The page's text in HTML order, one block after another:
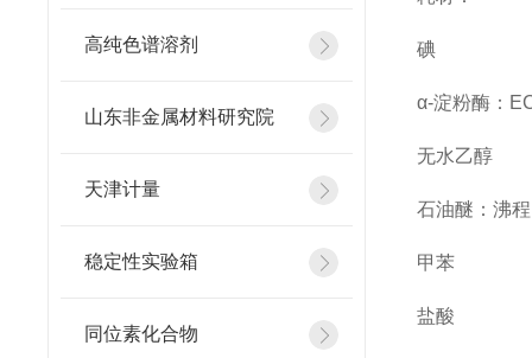
高纯色谱溶剂
山东非金属材料研究院
天津计量
稳定性实验箱
同位素化合物
碘
α-淀粉酶：
无水乙醇
石油醚：沸程
甲苯
盐酸